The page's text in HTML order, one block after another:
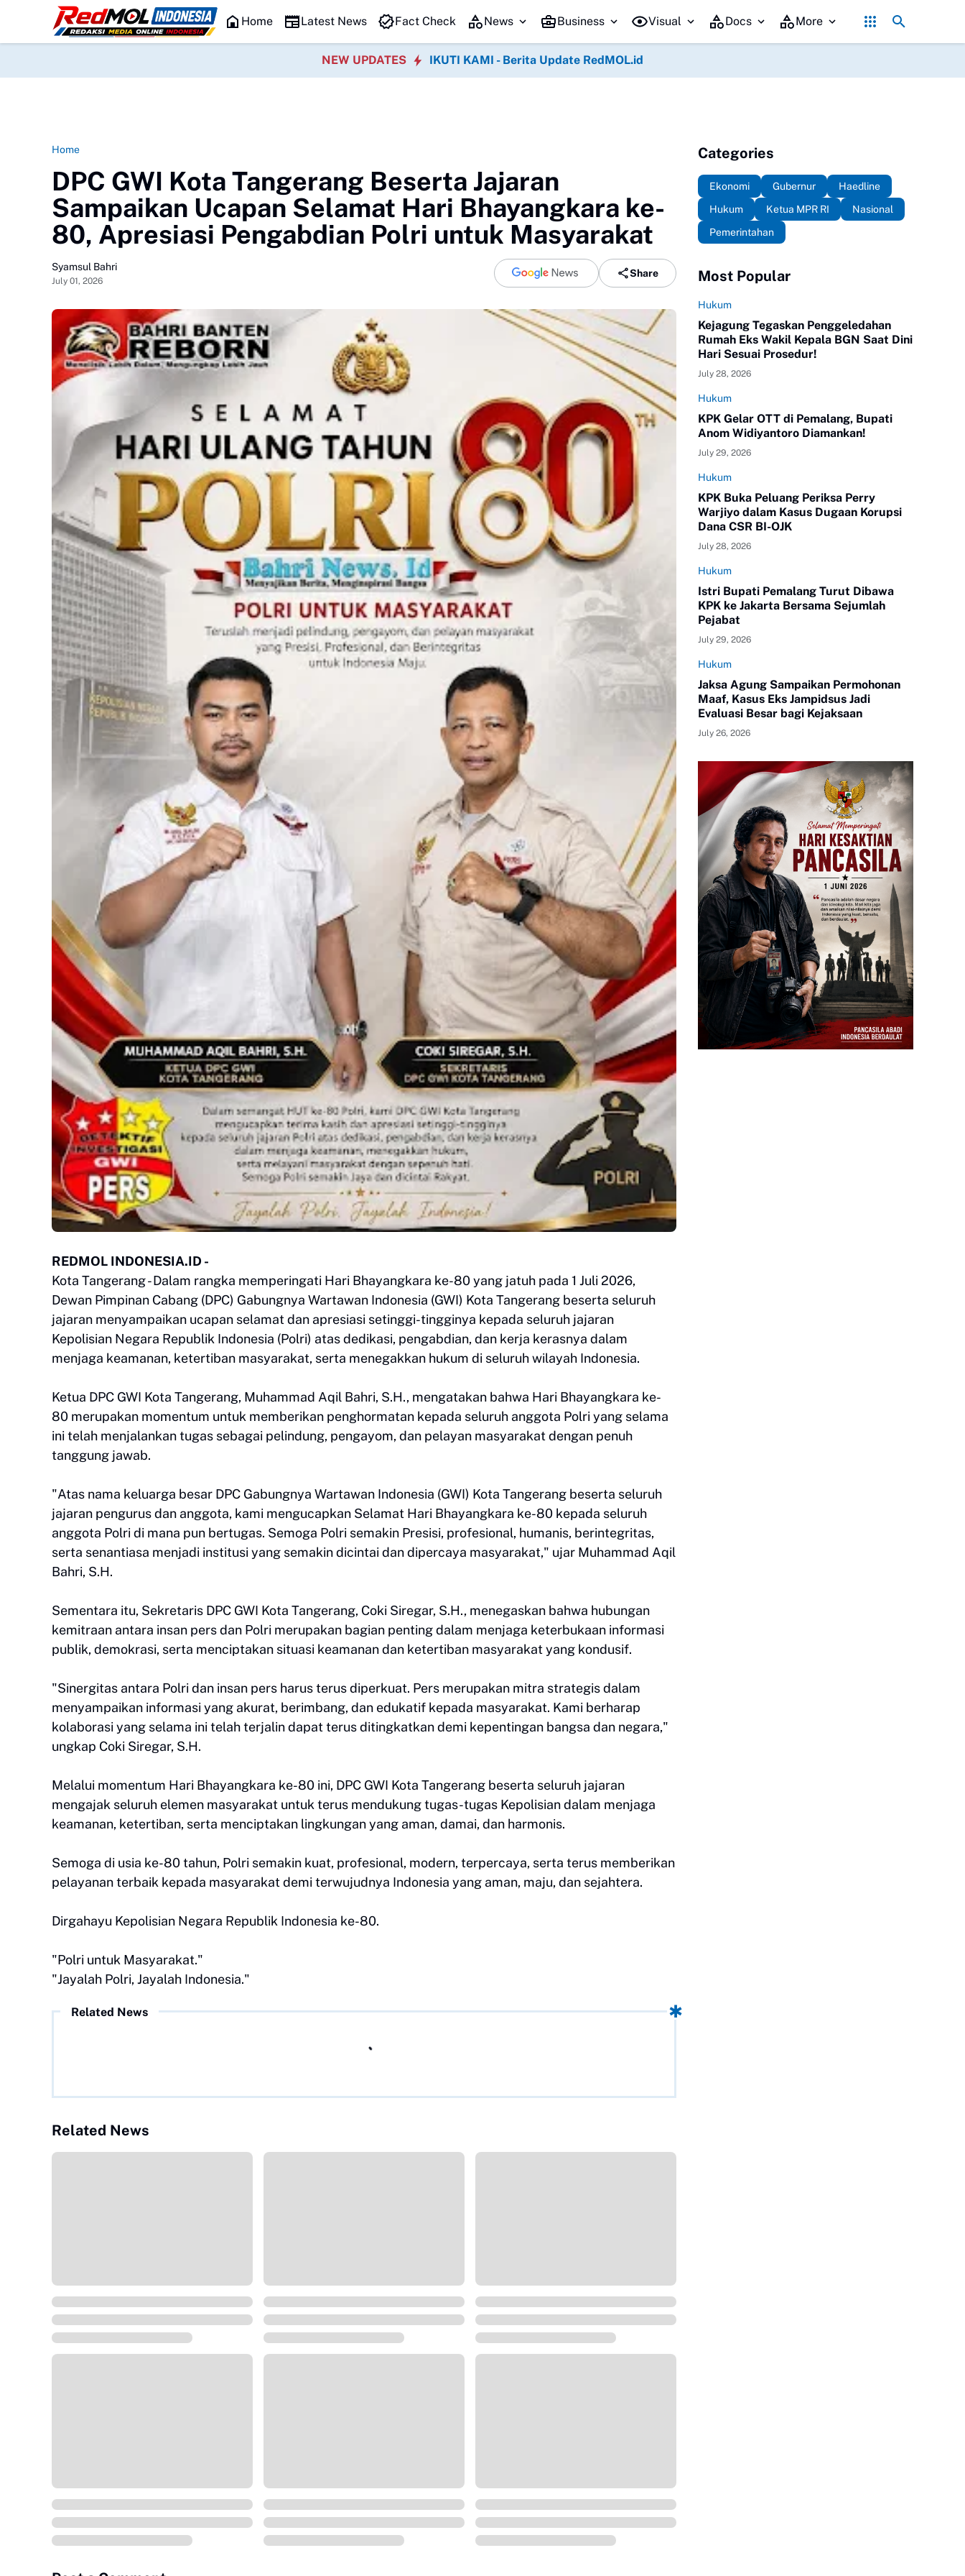
HEADLINE Lima Kepala Daerah di Jawa Tengah Terjaring OTT KPK Sepanjang 2026, Dugaan Pemerasan Paling Banyak DiusutIstri Bupati Pemalang Turut Dibawa KPK ke Jakarta Bersama
Home Latest News Fact Check News Business Visual Docs More
NEW UPDATES IKUTI KAMI - Berita Update RedMOL.id
Home
DPC GWI Kota Tangerang Beserta Jajaran
Sampaikan Ucapan Selamat Hari Bhayangkara ke-
80, Apresiasi Pengabdian Polri untuk Masyarakat
Syamsul Bahri
July 01, 2026
Share
REDMOL INDONESIA.ID -
Kota Tangerang - Dalam rangka memperingati Hari Bhayangkara ke-80 yang jatuh pada 1 Juli 2026,
Dewan Pimpinan Cabang (DPC) Gabungnya Wartawan Indonesia (GWI) Kota Tangerang beserta seluruh
jajaran menyampaikan ucapan selamat dan apresiasi setinggi-tingginya kepada seluruh jajaran
Kepolisian Negara Republik Indonesia (Polri) atas dedikasi, pengabdian, dan kerja kerasnya dalam
menjaga keamanan, ketertiban masyarakat, serta menegakkan hukum di seluruh wilayah Indonesia.
Ketua DPC GWI Kota Tangerang, Muhammad Aqil Bahri, S.H., mengatakan bahwa Hari Bhayangkara ke-
80 merupakan momentum untuk memberikan penghormatan kepada seluruh anggota Polri yang selama
ini telah menjalankan tugas sebagai pelindung, pengayom, dan pelayan masyarakat dengan penuh
tanggung jawab.
"Atas nama keluarga besar DPC Gabungnya Wartawan Indonesia (GWI) Kota Tangerang beserta seluruh
jajaran pengurus dan anggota, kami mengucapkan Selamat Hari Bhayangkara ke-80 kepada seluruh
anggota Polri di mana pun bertugas. Semoga Polri semakin Presisi, profesional, humanis, berintegritas,
serta senantiasa menjadi institusi yang semakin dicintai dan dipercaya masyarakat," ujar Muhammad Aqil
Bahri, S.H.
Sementara itu, Sekretaris DPC GWI Kota Tangerang, Coki Siregar, S.H., menegaskan bahwa hubungan
kemitraan antara insan pers dan Polri merupakan bagian penting dalam menjaga keterbukaan informasi
publik, demokrasi, serta menciptakan situasi keamanan dan ketertiban masyarakat yang kondusif.
"Sinergitas antara Polri dan insan pers harus terus diperkuat. Pers merupakan mitra strategis dalam
menyampaikan informasi yang akurat, berimbang, dan edukatif kepada masyarakat. Kami berharap
kolaborasi yang selama ini telah terjalin dapat terus ditingkatkan demi kepentingan bangsa dan negara,"
ungkap Coki Siregar, S.H.
Melalui momentum Hari Bhayangkara ke-80 ini, DPC GWI Kota Tangerang beserta seluruh jajaran
mengajak seluruh elemen masyarakat untuk terus mendukung tugas-tugas Kepolisian dalam menjaga
keamanan, ketertiban, serta menciptakan lingkungan yang aman, damai, dan harmonis.
Semoga di usia ke-80 tahun, Polri semakin kuat, profesional, modern, terpercaya, serta terus memberikan
pelayanan terbaik kepada masyarakat demi terwujudnya Indonesia yang aman, maju, dan sejahtera.
Dirgahayu Kepolisian Negara Republik Indonesia ke-80.
"Polri untuk Masyarakat."
"Jayalah Polri, Jayalah Indonesia."
Related News
Related News
Categories
Ekonomi Gubernur
Haedline
Hukum
Ketua MPR RI
Nasional
Pemerintahan
Most Popular
Hukum
Kejagung Tegaskan Penggeledahan
Rumah Eks Wakil Kepala BGN Saat Dini
Hari Sesuai Prosedur!
July 28, 2026
Hukum
KPK Gelar OTT di Pemalang, Bupati
Anom Widiyantoro Diamankan!
July 29, 2026
Hukum
KPK Buka Peluang Periksa Perry
Warjiyo dalam Kasus Dugaan Korupsi
Dana CSR BI-OJK
July 28, 2026
Hukum
Istri Bupati Pemalang Turut Dibawa
KPK ke Jakarta Bersama Sejumlah
Pejabat
July 29, 2026
Hukum
Jaksa Agung Sampaikan Permohonan
Maaf, Kasus Eks Jampidsus Jadi
Evaluasi Besar bagi Kejaksaan
July 26, 2026